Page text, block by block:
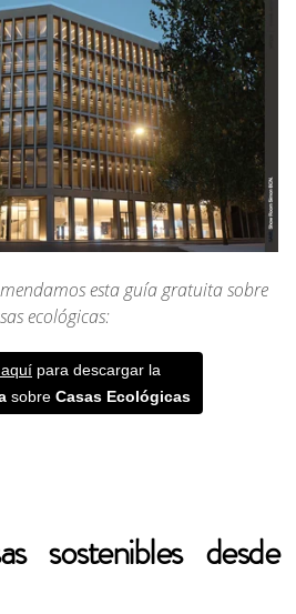
esta guía gratuita sobre
ecológicas:
para descargar la
sobre Casas Ecológicas
sostenibles desde